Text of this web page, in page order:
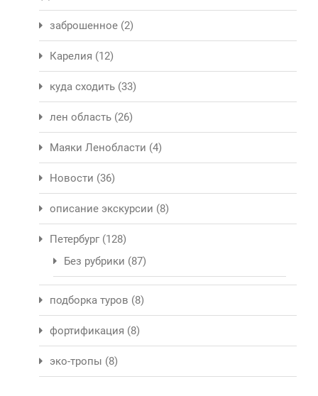
заброшенное (2)
Карелия (12)
куда сходить (33)
лен область (26)
Маяки Ленобласти (4)
Новости (36)
описание экскурсии (8)
Петербург (128)
Без рубрики (87)
подборка туров (8)
фортификация (8)
эко-тропы (8)